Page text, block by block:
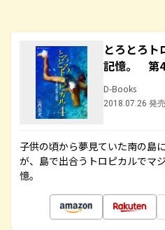
とろとろ
記憶。 第
D-Books
2018.07.26 発売
子供の頃から夢見ていた南の島
が、島で出合うトロピカルでマ
憶。